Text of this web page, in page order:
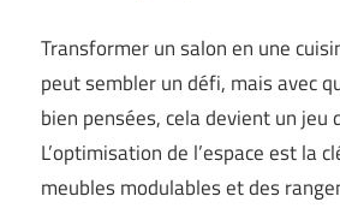
Transformer un salon en une
peut sembler un défi, mais avec
bien pensées, cela devient un jeu
L’optimisation de l’espace est la
meubles modulables et des